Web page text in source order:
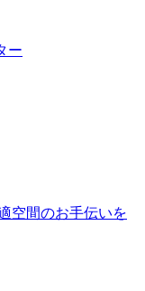
ー
空間のお手伝いを